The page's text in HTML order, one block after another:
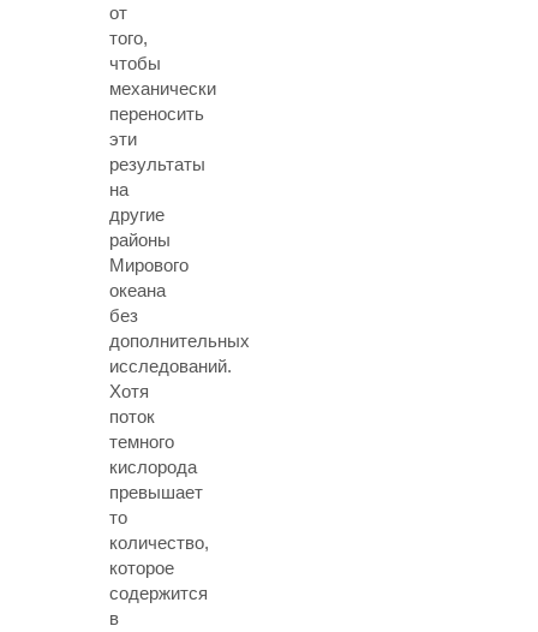
от
того,
чтобы
механически
переносить
эти
результаты
на
другие
районы
Мирового
океана
без
дополнительных
исследований.
Хотя
поток
темного
кислорода
превышает
то
количество,
которое
содержится
в